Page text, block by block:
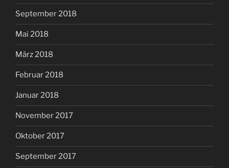
September 2018
Mai 2018
März 2018
Februar 2018
Januar 2018
November 2017
Oktober 2017
September 2017